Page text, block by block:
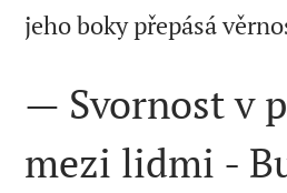
jeho boky přepásá
— Svornost v
mezi lidmi -